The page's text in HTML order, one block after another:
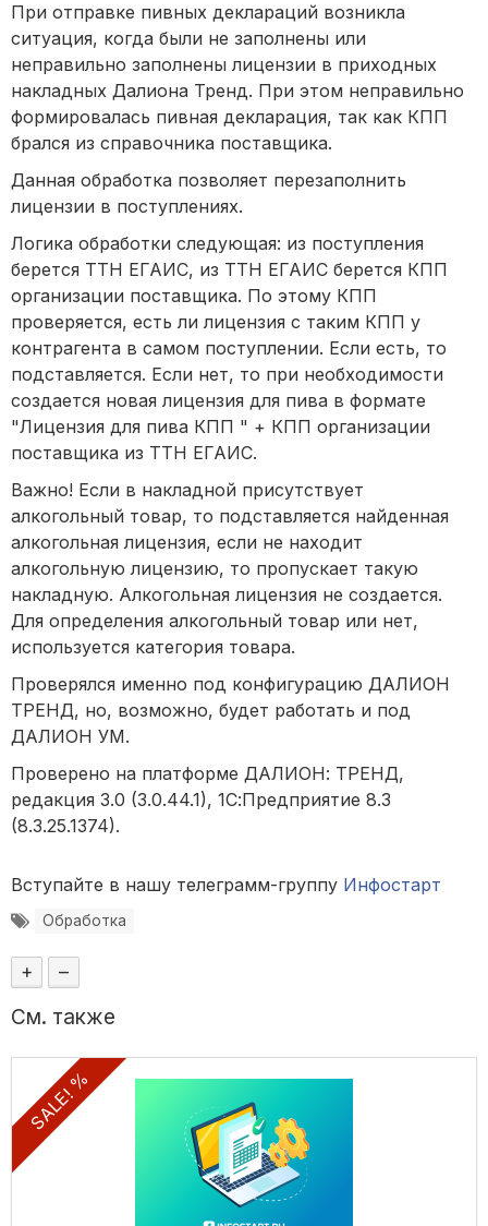
При отправке пивных деклараций возникла
ситуация, когда были не заполнены или
неправильно заполнены лицензии в приходных
накладных Далиона Тренд. При этом неправильно
формировалась пивная декларация, так как КПП
брался из справочника поставщика.
Данная обработка позволяет перезаполнить
лицензии в поступлениях.
Логика обработки следующая: из поступления
берется ТТН ЕГАИС, из ТТН ЕГАИС берется КПП
организации поставщика. По этому КПП
проверяется, есть ли лицензия с таким КПП у
контрагента в самом поступлении. Если есть, то
подставляется. Если нет, то при необходимости
создается новая лицензия для пива в формате
"Лицензия для пива КПП " + КПП организации
поставщика из ТТН ЕГАИС.
Важно! Если в накладной присутствует
алкогольный товар, то подставляется найденная
алкогольная лицензия, если не находит
алкогольную лицензию, то пропускает такую
накладную. Алкогольная лицензия не создается.
Для определения алкогольный товар или нет,
используется категория товара.
Проверялся именно под конфигурацию ДАЛИОН
ТРЕНД, но, возможно, будет работать и под
ДАЛИОН УМ.
Проверено на платформе ДАЛИОН: ТРЕНД,
редакция 3.0 (3.0.44.1), 1С:Предприятие 8.3
(8.3.25.1374).
Вступайте в нашу телеграмм-группу Инфостарт
Обработка
+ –
См. также
SALE! %